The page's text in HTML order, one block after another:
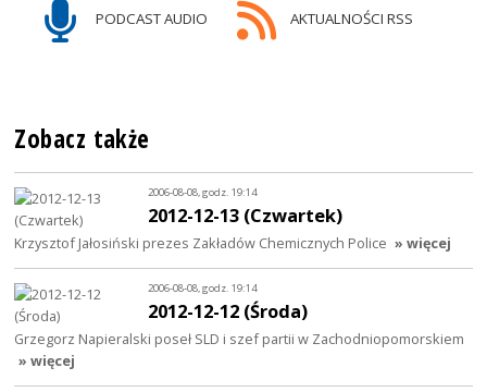
PODCAST AUDIO AKTUALNOŚCI RSS
Zobacz także
2006-08-08, godz. 19:14
2012-12-13 (Czwartek)
Krzysztof Jałosiński prezes Zakładów Chemicznych Police » więcej
2006-08-08, godz. 19:14
2012-12-12 (Środa)
Grzegorz Napieralski poseł SLD i szef partii w Zachodniopomorskiem
» więcej